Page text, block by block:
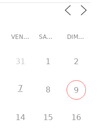
VENDREDI SAMEDI DIMANCHE
31 1 2
7 8 9
14 15 16